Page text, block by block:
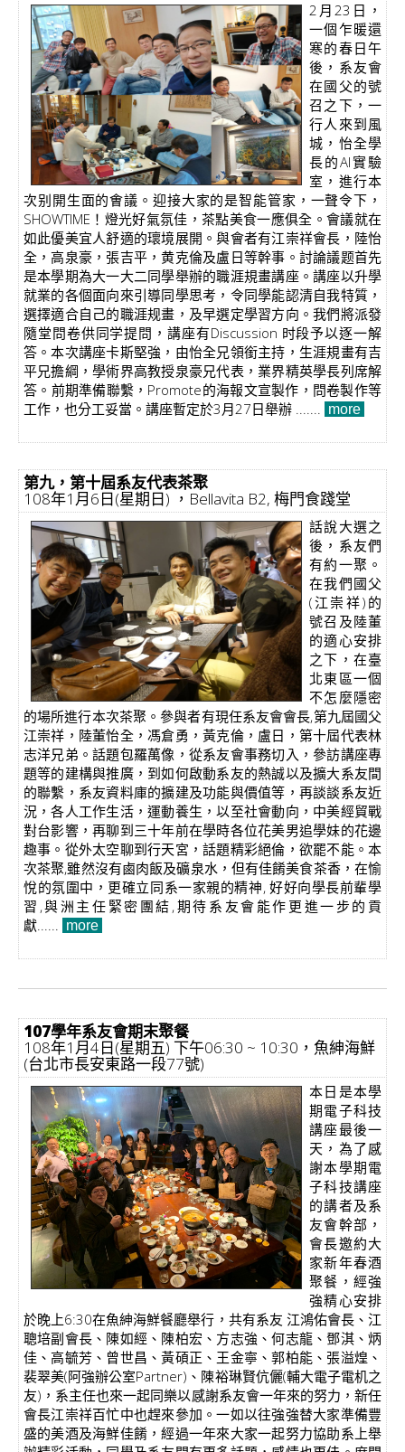
2月23日，
一個乍暖還
寒的春日午
後，系友會
在國父的號
召之下，一
行人來到風
城，怡全學
長的AI實驗
室，進行本
次别開生面的㑹議。迎接大家的是智能管家，一聲令下，
SHOWTIME！燈光好氣氛佳，茶點美食一應俱全。會議就在
如此優美宜人舒適的瓌境展開。與會者有江崇祥會長，陸怡
全，高泉豪，張吉平，黄克倫及盧日等幹事。討論議题首先
是本學期為大一大二同學舉辦的職涯規畫講座。講座以升學
就業的各個面向來引導同學思考，令同學能認清自我特質，
選擇適合自己的職涯规畫，及早選定學習方向。我們將派發
隨堂問卷供同学提問，講座有Discussion 时段予以逐一解
答。本次講座卡斯堅強，由怡全兄領銜主持，生涯規畫有吉
平兄擔綱，學術界高教授泉豪兄代表，業界精英學長列席解
答。前期準備聯繫，Promote的海報文宣製作，問卷製作等
工作，也分工妥當。講座暫定於3月27日舉辦 ....... more
第九，第十屆系友代表茶聚
108年1月6日(星期日) ，Bellavita B2, 梅門食踐堂
話說大選之
後，系友們
有約一聚。
在我們國父
(江崇祥)的
號召及陸董
的適心安排
之下，在臺
北東區一個
不怎麼隱密
的場所進行本次茶聚。參與者有現任系友會會長,第九屆國父
江崇祥，陸董怡全，馮倉勇，黃克倫，盧日，第十屆代表林
志洋兄弟。話題包羅萬像，從系友會事務切入，參訪講座專
題等的建構與推廣，到如何啟動系友的熱誠以及擴大系友間
的聯繫，系友資料庫的擴建及功能與價值等，再談談系友近
況，各人工作生活，運動養生，以至社會動向，中美經貿戰
對台影響，再聊到三十年前在學時各位花美男追學妹的花邊
趣事。從外太空聊到行天宮，話題精彩絕倫，欲罷不能。本
次茶聚,雖然沒有鹵肉飯及礦泉水，但有佳餚美食茶香，在愉
悅的氛圍中，更確立同系一家親的精神, 好好向學長前輩學
習,與洲主任緊密團結,期待系友會能作更進一步的貢
獻...... more
107學年系友會期末聚餐
108年1月4日(星期五) 下午06:30 ~ 10:30，魚紳海鮮
(台北市長安東路一段77號)
本日是本學
期電子科技
講座最後一
天，為了感
謝本學期電
子科技講座
的講者及系
友會幹部，
會長邀約大
家新年春酒
聚餐，經強
強精心安排
於晚上6:30在魚紳海鮮餐廳舉行，共有系友 江鴻佑會長、江
聰培副會長、陳如經、陳柏宏、方志強、何志龍、鄧淇、炳
佳、高毓芳、曾世昌、黃碩正、王金寧、郭柏能、張溢煌、
裴翠美(阿強辦公室Partner)、陳裕琳賢伉儷(輔大電子電机之
友)，系主任也來一起同樂以感謝系友會一年來的努力，新任
會長江崇祥百忙中也趕來參加。一如以往強強替大家準備豐
盛的美酒及海鮮佳餚，經過一年來大家一起努力協助系上舉